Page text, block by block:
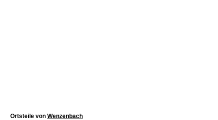
Ortsteile von Wenzenbach